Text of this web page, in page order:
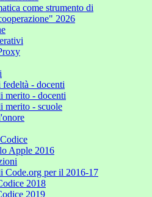
come strumento di
2026
fedeltà - docenti
merito - docenti
merito - scuole
Apple 2016
Code.org per il 2016-17
2018
2019